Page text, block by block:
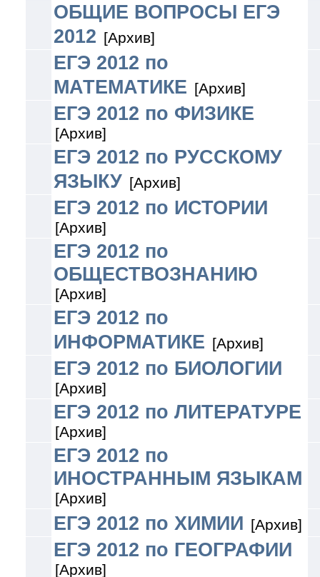
ОБЩИЕ ВОПРОСЫ ЕГЭ
2012 [Архив]
ЕГЭ 2012 по
МАТЕМАТИКЕ [Архив]
ЕГЭ 2012 по ФИЗИКЕ
[Архив]
ЕГЭ 2012 по РУССКОМУ
ЯЗЫКУ [Архив]
ЕГЭ 2012 по ИСТОРИИ
[Архив]
ЕГЭ 2012 по
ОБЩЕСТВОЗНАНИЮ
[Архив]
ЕГЭ 2012 по
ИНФОРМАТИКЕ [Архив]
ЕГЭ 2012 по БИОЛОГИИ
[Архив]
ЕГЭ 2012 по ЛИТЕРАТУРЕ
[Архив]
ЕГЭ 2012 по
ИНОСТРАННЫМ ЯЗЫКАМ
[Архив]
ЕГЭ 2012 по ХИМИИ [Архив]
ЕГЭ 2012 по ГЕОГРАФИИ
[Архив]